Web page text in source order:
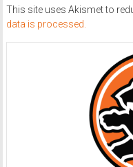
This site uses Akismet to
data is processed.